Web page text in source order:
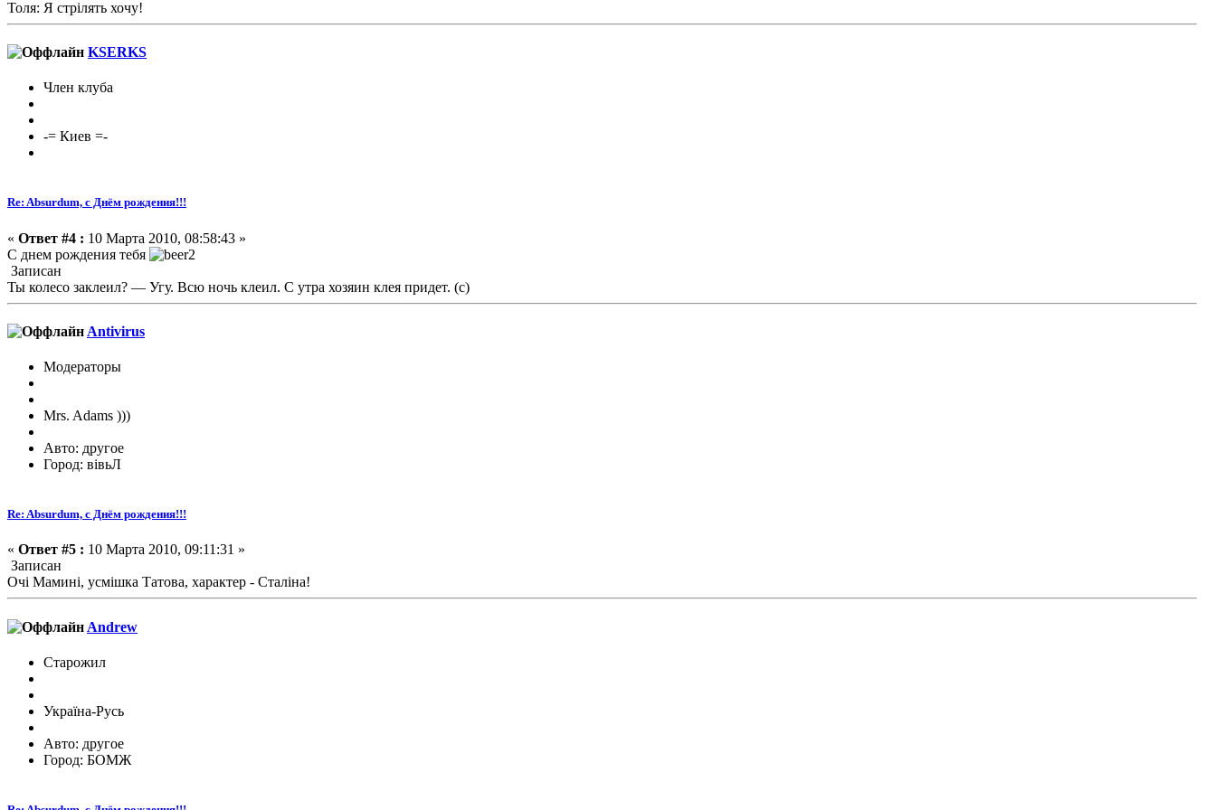
Толя: Я стрілять хочу!
KSERKS
Член клуба
-= Киев =-
Re: Absurdum, с Днём рождения!!!
« Ответ #4 : 10 Марта 2010, 08:58:43 »
С днем рождения тебя
Записан
Ты колесо заклеил? — Угу. Всю ночь клеил. С утра хозяин клея придет. (с)
Antivirus
Модераторы
Mrs. Adams )))
Авто: другое
Город: вівьЛ
Re: Absurdum, с Днём рождения!!!
« Ответ #5 : 10 Марта 2010, 09:11:31 »
Записан
Очі Мамині, усмішка Татова, характер - Сталіна!
Andrew
Старожил
Україна-Русь
Авто: другое
Город: БОМЖ